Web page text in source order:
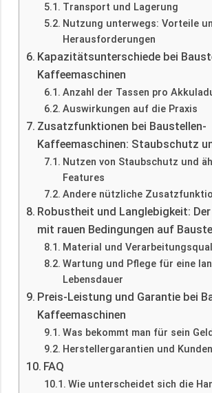
Transport und Lagerung
Nutzung unterwegs: Vorteile
Herausforderungen
Kapazitätsunterschiede bei
Kaffeemaschinen
Anzahl der Tassen pro
Auswirkungen auf die Praxis
Zusatzfunktionen bei Baustellen-
Kaffeemaschinen: Staubschutz
Nutzen von Staubschutz und
Features
Andere nützliche
Robustheit und Langlebigkeit:
mit rauen Bedingungen auf
Material und
Wartung und Pflege für eine
Lebensdauer
Preis-Leistung und Garantie bei
Kaffeemaschinen
Was bekommt man für sein
Herstellergarantien und
FAQ
Wie unterscheidet sich die